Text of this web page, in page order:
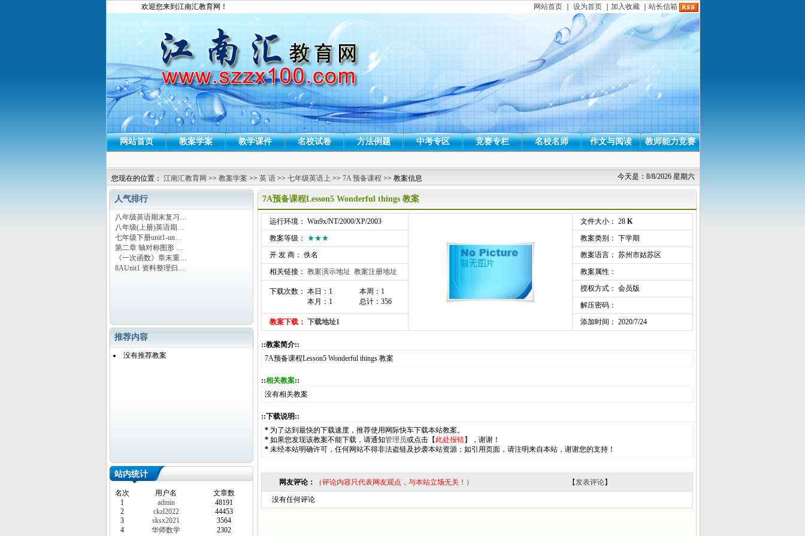
欢迎您来到江南汇教育网！ 网站首页 设为首页 加入收藏 站长信箱
网站首页 教案学案 教学课件 名校试卷 方法例题 中考专区 竞赛专栏 名校名师 作文与阅读 教师能力竞赛
今天是：8/8/2026 星期六
您现在的位置： 江南汇教育网 >> 教案学案 >> 英 语 >> 七年级英语上 >> 7A 预备课程 >> 教案信息
人气排行
八年级英语期末复习…
八年级(上册)英语期…
七年级下册unit1-un…
第二章 轴对称图形 …
《一次函数》章末重…
8AUnit1 资料整理归…
推荐内容
没有推荐教案
站内统计
名次 用户名
文章数
1
admin
48191
2
ckzl2022
44453
3
sksx2021
3564
4
华师数学
2302
7A预备课程Lesson5 Wonderful things 教案
运行环境： Win9x/NT/2000/XP/2003 文件大小： 28 K
教案等级： ★★★
教案类别： 下学期
开 发 商： 佚名
教案语言： 苏州市姑苏区
相关链接： 教案演示地址 教案注册地址 教案属性：
下载次数： 本日：1
本月：1
本周：1
总计：356
授权方式： 会员版
解压密码：
教案下载： 下载地址1 添加时间： 2020/7/24
::教案简介::
7A预备课程Lesson5 Wonderful things 教案
::相关教案::
没有相关教案
::下载说明::
* 为了达到最快的下载速度，推荐使用网际快车下载本站教案。
* 如果您发现该教案不能下载，请通知管理员或点击【 此处报错】，谢谢！
* 未经本站明确许可，任何网站不得非法盗链及抄袭本站资源；如引用页面，请注明来自本站，谢谢您的支持！
网友评论： （评论内容只代表网友观点，与本站立场无关！） 【发表评论】
没有任何评论